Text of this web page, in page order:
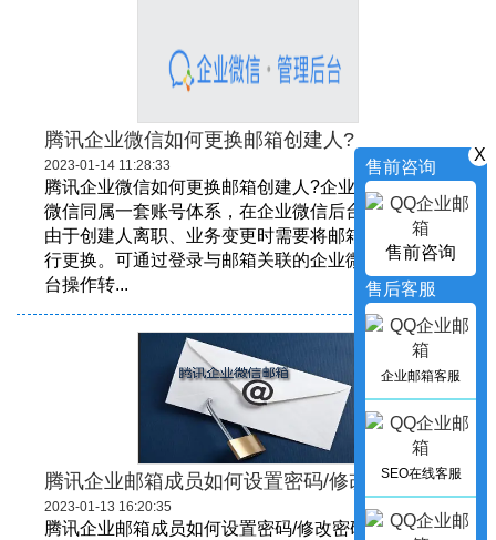
腾讯企业微信如何更换邮箱创建人?
2023-01-14 11:28:33
腾讯企业微信如何更换邮箱创建人?企业邮箱和企业
微信同属一套账号体系，在企业微信后台管理邮箱，
由于创建人离职、业务变更时需要将邮箱管理权限进
行更换。可通过登录与邮箱关联的企业微信创建人后
台操作转...
腾讯企业邮箱成员如何设置密码/修改密码?
2023-01-13 16:20:35
腾讯企业邮箱成员如何设置密码/修改密码?注意：成
X
售前咨询
售前咨询
售后客服
企业邮箱客服
SEO在线客服